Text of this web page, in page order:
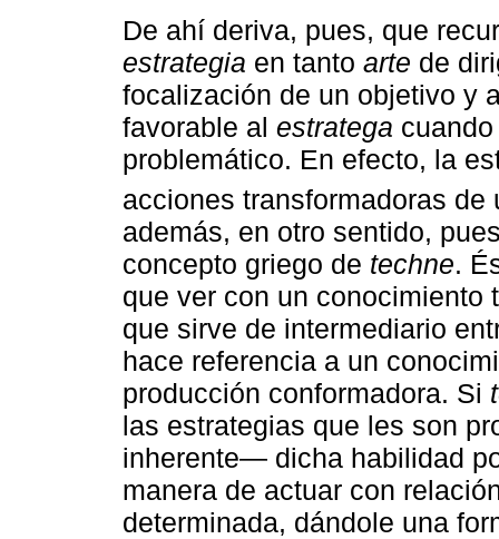
De ahí deriva, pues, que
estrategia en tanto arte de
focalización de un objetivo y
favorable al estratega
problemático. En efecto, la
acciones transformadoras
además, en otro sentido,
concepto griego de techne.
que ver con un conocimiento
que sirve de intermediario
hace referencia a un
producción conformadora. Si
las estrategias que les son
inherente— dicha habilidad
manera de actuar con
determinada, dándole una